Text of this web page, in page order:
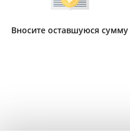
Вносите оставшуюся сумму